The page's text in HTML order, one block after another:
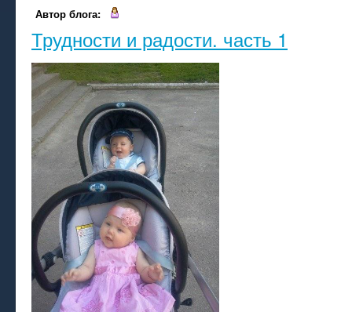
Автор блога:
Трудности и радости. часть 1